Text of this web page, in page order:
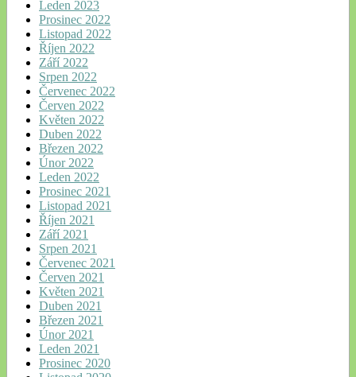
Leden 2023
Prosinec 2022
Listopad 2022
Říjen 2022
Září 2022
Srpen 2022
Červenec 2022
Červen 2022
Květen 2022
Duben 2022
Březen 2022
Únor 2022
Leden 2022
Prosinec 2021
Listopad 2021
Říjen 2021
Září 2021
Srpen 2021
Červenec 2021
Červen 2021
Květen 2021
Duben 2021
Březen 2021
Únor 2021
Leden 2021
Prosinec 2020